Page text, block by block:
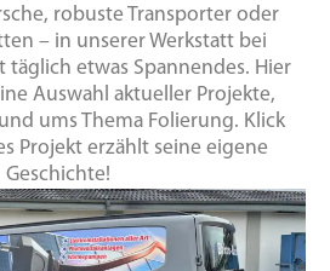
robuste Transporter oder
– in unserer Werkstatt bei
täglich etwas Spannendes. Hier
Auswahl aktueller Projekte,
ums Thema Folierung. Klick
Projekt erzählt seine eigene
Geschichte!